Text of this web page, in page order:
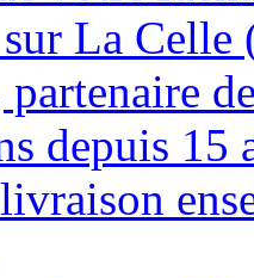
La Celle
depuis